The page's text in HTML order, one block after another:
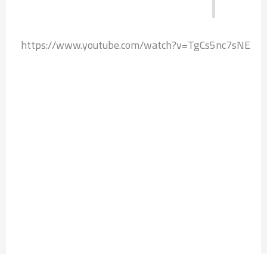
https://www.youtube.com/watch?v=TgCs5nc7sNE